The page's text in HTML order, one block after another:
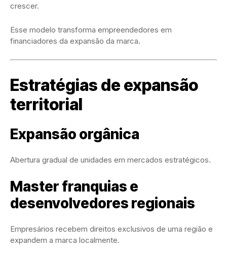
crescer.
Esse modelo transforma empreendedores em
financiadores da expansão da marca.
Estratégias de expansão
territorial
Expansão orgânica
Abertura gradual de unidades em mercados estratégicos.
Master franquias e
desenvolvedores regionais
Empresários recebem direitos exclusivos de uma região e
expandem a marca localmente.